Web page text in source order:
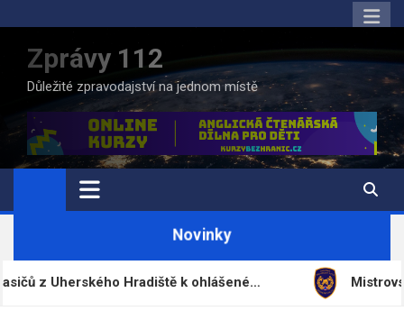
to
contentZprávy 112
Důležité zpravodajství na jednom místě
Novinky
Hradiště k ohlášené… Mistrovství